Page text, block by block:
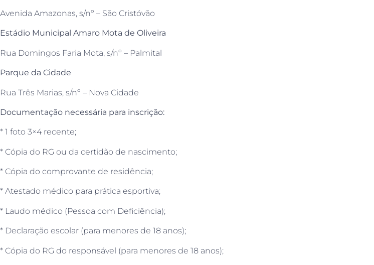
Avenida Amazonas, s/nº – São Cristóvão
Estádio Municipal Amaro Mota de Oliveira
Rua Domingos Faria Mota, s/nº – Palmital
Parque da Cidade
Rua Três Marias, s/nº – Nova Cidade
Documentação necessária para inscrição:
* 1 foto 3×4 recente;
* Cópia do RG ou da certidão de nascimento;
* Cópia do comprovante de residência;
* Atestado médico para prática esportiva;
* Laudo médico (Pessoa com Deficiência);
* Declaração escolar (para menores de 18 anos);
* Cópia do RG do responsável (para menores de 18 anos);